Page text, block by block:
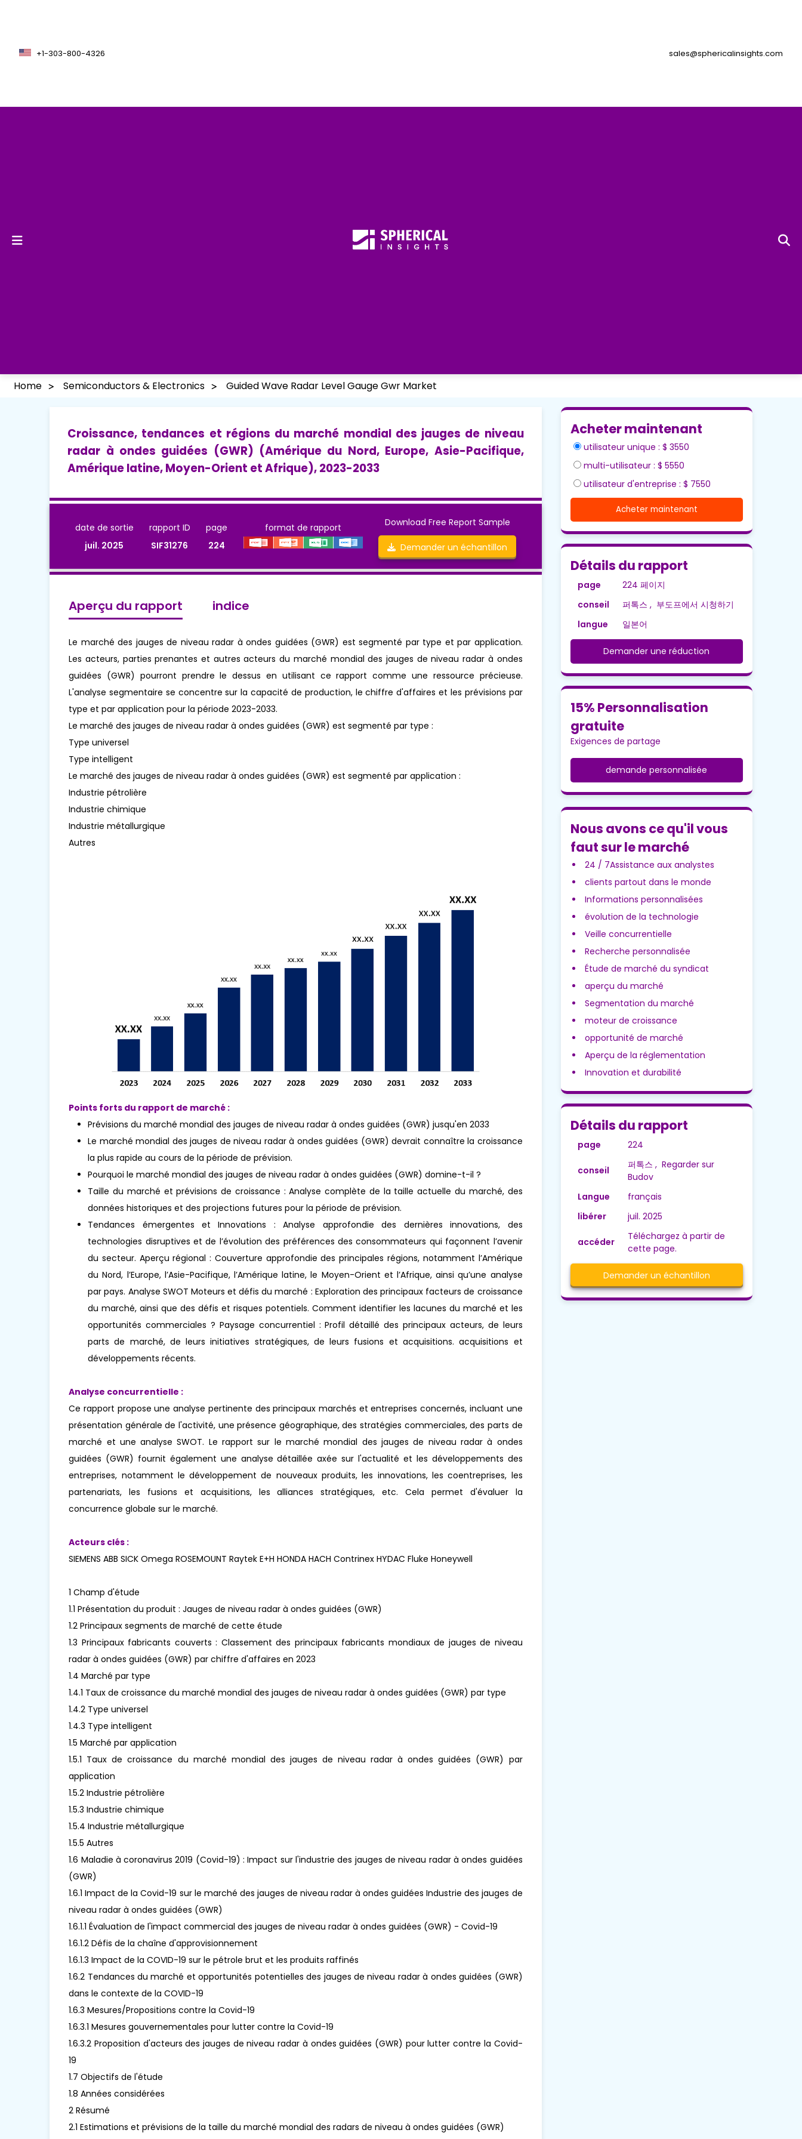
+1-303-800-4326 sales@sphericalinsights.com
Home Semiconductors & Electronics Guided Wave Radar Level Gauge Gwr Market
Croissance, tendances et régions du marché mondial des jauges de niveau
radar à ondes guidées (GWR) (Amérique du Nord, Europe, Asie-Pacifique,
Amérique latine, Moyen-Orient et Afrique), 2023-2033
date de sortie
juil. 2025
rapport ID
SIF31276
page
224
format de rapport Download Free Report Sample
Demander un échantillon
Aperçu du rapport indice
Le marché des jauges de niveau radar à ondes guidées (GWR) est segmenté par type et par application.
Les acteurs, parties prenantes et autres acteurs du marché mondial des jauges de niveau radar à ondes
guidées (GWR) pourront prendre le dessus en utilisant ce rapport comme une ressource précieuse.
L'analyse segmentaire se concentre sur la capacité de production, le chiffre d'affaires et les prévisions par
type et par application pour la période 2023-2033.
Le marché des jauges de niveau radar à ondes guidées (GWR) est segmenté par type :
Type universel
Type intelligent
Le marché des jauges de niveau radar à ondes guidées (GWR) est segmenté par application :
Industrie pétrolière
Industrie chimique
Industrie métallurgique
Autres
Points forts du rapport de marché :
Prévisions du marché mondial des jauges de niveau radar à ondes guidées (GWR) jusqu'en 2033
Le marché mondial des jauges de niveau radar à ondes guidées (GWR) devrait connaître la croissance
la plus rapide au cours de la période de prévision.
Pourquoi le marché mondial des jauges de niveau radar à ondes guidées (GWR) domine-t-il ?
Taille du marché et prévisions de croissance : Analyse complète de la taille actuelle du marché, des
données historiques et des projections futures pour la période de prévision.
Tendances émergentes et Innovations : Analyse approfondie des dernières innovations, des
technologies disruptives et de l’évolution des préférences des consommateurs qui façonnent l’avenir
du secteur. Aperçu régional : Couverture approfondie des principales régions, notamment l’Amérique
du Nord, l’Europe, l’Asie-Pacifique, l’Amérique latine, le Moyen-Orient et l’Afrique, ainsi qu’une analyse
par pays. Analyse SWOT Moteurs et défis du marché : Exploration des principaux facteurs de croissance
du marché, ainsi que des défis et risques potentiels. Comment identifier les lacunes du marché et les
opportunités commerciales ? Paysage concurrentiel : Profil détaillé des principaux acteurs, de leurs
parts de marché, de leurs initiatives stratégiques, de leurs fusions et acquisitions. acquisitions et
développements récents.
Analyse concurrentielle :
Ce rapport propose une analyse pertinente des principaux marchés et entreprises concernés, incluant une
présentation générale de l'activité, une présence géographique, des stratégies commerciales, des parts de
marché et une analyse SWOT. Le rapport sur le marché mondial des jauges de niveau radar à ondes
guidées (GWR) fournit également une analyse détaillée axée sur l'actualité et les développements des
entreprises, notamment le développement de nouveaux produits, les innovations, les coentreprises, les
partenariats, les fusions et acquisitions, les alliances stratégiques, etc. Cela permet d'évaluer la
concurrence globale sur le marché.
Acteurs clés :
SIEMENS ABB SICK Omega ROSEMOUNT Raytek E+H HONDA HACH Contrinex HYDAC Fluke Honeywell
1 Champ d'étude
1.1 Présentation du produit : Jauges de niveau radar à ondes guidées (GWR)
1.2 Principaux segments de marché de cette étude
1.3 Principaux fabricants couverts : Classement des principaux fabricants mondiaux de jauges de niveau
radar à ondes guidées (GWR) par chiffre d'affaires en 2023
1.4 Marché par type
1.4.1 Taux de croissance du marché mondial des jauges de niveau radar à ondes guidées (GWR) par type
1.4.2 Type universel
1.4.3 Type intelligent
1.5 Marché par application
1.5.1 Taux de croissance du marché mondial des jauges de niveau radar à ondes guidées (GWR) par
application
1.5.2 Industrie pétrolière
1.5.3 Industrie chimique
1.5.4 Industrie métallurgique
1.5.5 Autres
1.6 Maladie à coronavirus 2019 (Covid-19) : Impact sur l'industrie des jauges de niveau radar à ondes guidées
(GWR)
1.6.1 Impact de la Covid-19 sur le marché des jauges de niveau radar à ondes guidées Industrie des jauges de
niveau radar à ondes guidées (GWR)
1.6.1.1 Évaluation de l'impact commercial des jauges de niveau radar à ondes guidées (GWR) - Covid-19
1.6.1.2 Défis de la chaîne d'approvisionnement
1.6.1.3 Impact de la COVID-19 sur le pétrole brut et les produits raffinés
1.6.2 Tendances du marché et opportunités potentielles des jauges de niveau radar à ondes guidées (GWR)
dans le contexte de la COVID-19
1.6.3 Mesures/Propositions contre la Covid-19
1.6.3.1 Mesures gouvernementales pour lutter contre la Covid-19
1.6.3.2 Proposition d'acteurs des jauges de niveau radar à ondes guidées (GWR) pour lutter contre la Covid-
19
1.7 Objectifs de l'étude
1.8 Années considérées
2 Résumé
2.1 Estimations et prévisions de la taille du marché mondial des radars de niveau à ondes guidées (GWR)
Acheter maintenant
utilisateur unique : $ 3550
multi-utilisateur : $ 5550
utilisateur d'entreprise : $ 7550
Acheter maintenant
Détails du rapport
page
224 페이지
conseil
퍼톡스 , 부도프에서 시청하기
langue
일본어
Demander une réduction
15% Personnalisation
gratuite
Exigences de partage
demande personnalisée
Nous avons ce qu'il vous
faut sur le marché
24 / 7Assistance aux analystes
clients partout dans le monde
Informations personnalisées
évolution de la technologie
Veille concurrentielle
Recherche personnalisée
Étude de marché du syndicat
aperçu du marché
Segmentation du marché
moteur de croissance
opportunité de marché
Aperçu de la réglementation
Innovation et durabilité
Détails du rapport
page 224
conseil
퍼톡스 , Regarder sur
Budov
Langue
français
libérer
juil. 2025
accéder
Téléchargez à partir de
cette page.
Demander un échantillon